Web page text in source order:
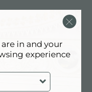
in and your
experience